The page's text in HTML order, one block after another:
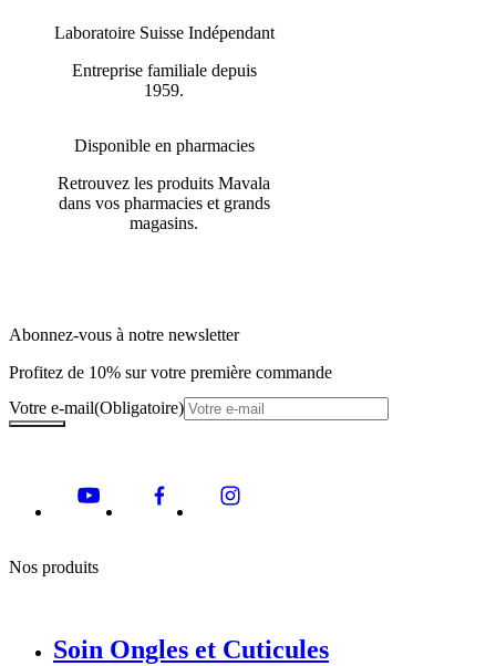
Laboratoire Suisse Indépendant
Entreprise familiale depuis
1959.
Disponible en pharmacies
Retrouvez les produits Mavala
dans vos pharmacies et grands
magasins.
Abonnez-vous à notre newsletter
Profitez de 10% sur votre première commande
Votre e-mail(Obligatoire)
Nos produits
Soin Ongles et Cuticules